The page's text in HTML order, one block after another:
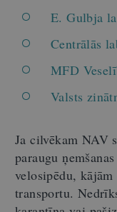
E. Gulbja
Centrālās
MFD
Valsts
Ja cilvēkam NAV
paraugu
velosipēdu,
transportu.